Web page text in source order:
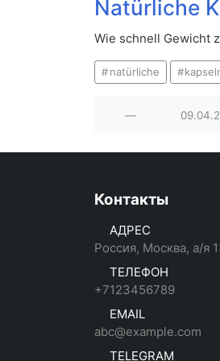
Natürliche
Wie schnell Gewicht
natürliche
—
Контакты
АДРЕС
Россия, Москва, а/я
ТЕЛЕФОН
+7123456789
EMAIL
abc@example.com
TELEGRAM